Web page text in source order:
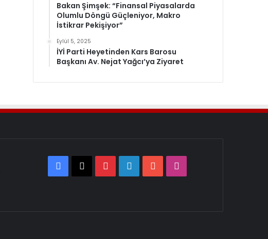
Bakan Şimşek: “Finansal Piyasalarda
Olumlu Döngü Güçleniyor, Makro
İstikrar Pekişiyor”
Eylül 5, 2025
İYİ Parti Heyetinden Kars Barosu
Başkanı Av. Nejat Yağcı’ya Ziyaret
Facebook
X PinterestLinkedInYouTube